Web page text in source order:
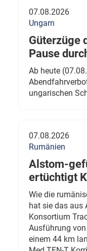
07.08.2026
Ungarn
Güterzüge
Pause
Ab heute
ungarischen
07.08.2026
Rumänien
Alstom-
ertüchtigt
Wie die
hat sie das aus
Konsortium
Ausführung
einem 44 km